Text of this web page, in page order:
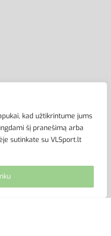
kad užtikrintume jums
šį pranešimą arba
sutinkate su VLSport.lt